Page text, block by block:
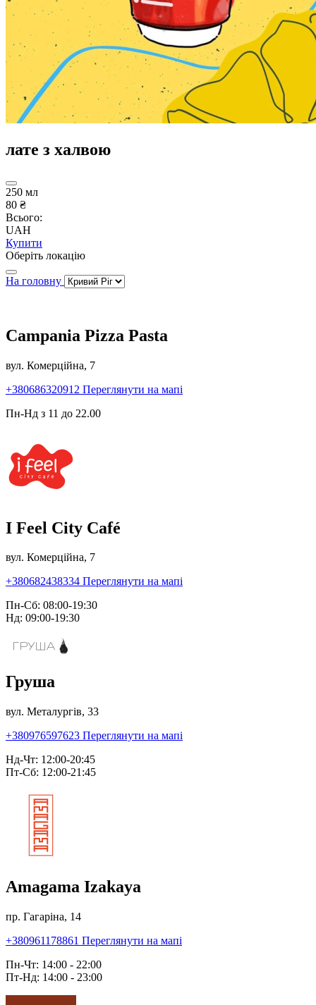
лате з халвою
250 мл
80 ₴
Всього:
UAH
Купити
Оберіть локацію
На головну
Campania Pizza Pasta
вул. Комерційна, 7
+380686320912 Переглянути на мапі
Пн-Нд з 11 до 22.00
I Feel City Café
вул. Комерційна, 7
+380682438334 Переглянути на мапі
Пн-Сб: 08:00-19:30
Нд: 09:00-19:30
Груша
вул. Металургів, 33
+380976597623 Переглянути на мапі
Нд-Чт: 12:00-20:45
Пт-Сб: 12:00-21:45
Amagama Izakaya
пр. Гагаріна, 14
+380961178861 Переглянути на мапі
Пн-Чт: 14:00 - 22:00
Пт-Нд: 14:00 - 23:00